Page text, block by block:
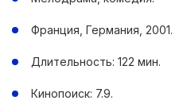
Франция, Германия, 2001.
Длительность: 122 мин.
Кинопоиск: 7.9.